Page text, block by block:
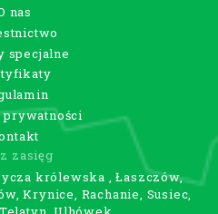
nas
specjalne
zasięg
królewska , Łaszczów,
Krynice, Rachanie, Susiec,